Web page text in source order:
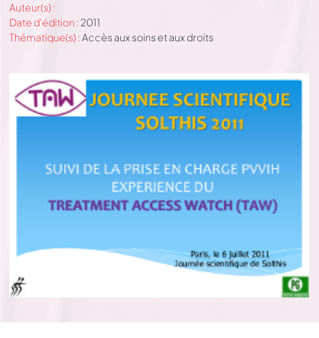
Auteur(s) :
Date d'édition : 2011
Thématique(s) :Accès aux soins et aux droits